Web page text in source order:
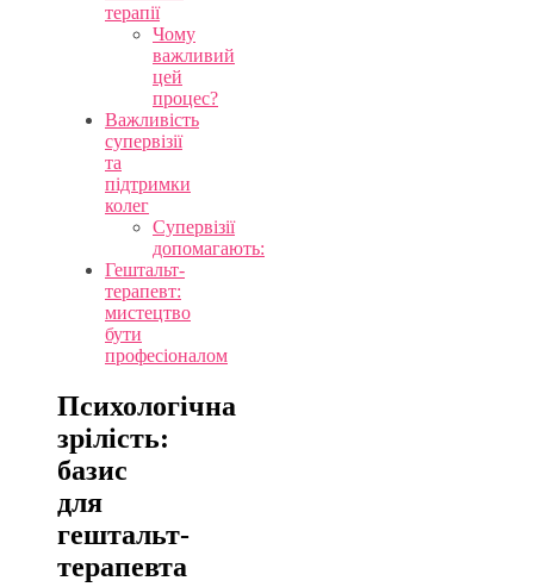
терапії
Чому
важливий
цей
процес?
Важливість
супервізії
та
підтримки
колег
Супервізії
допомагають:
Гештальт-
терапевт:
мистецтво
бути
професіоналом
Психологічна
зрілість:
базис
для
гештальт-
терапевта